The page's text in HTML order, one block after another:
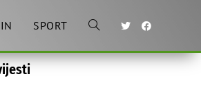
SPORT Toggle